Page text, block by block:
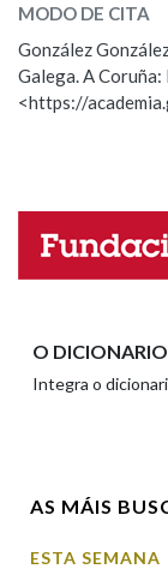
OUTRAS
Pertence a
ESCOLLE
Propoño
Nome
MODO DE CITA
González
Galega. A Coruña:
<https://
O
Integra o
AS MÁIS
ESTA SEMANA